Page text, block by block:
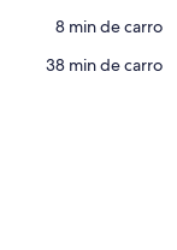
‪8 min de carro‬
‪38 min de carro‬